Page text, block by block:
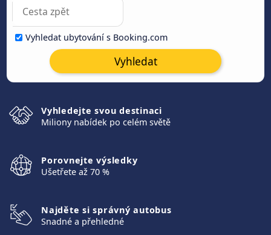
Vyhledat ubytování s Booking.com
Vyhledat
Vyhledejte svou destinaci
Miliony nabídek po celém světě
Porovnejte výsledky
Ušetřete až 70 %
Najděte si správný autobus
Snadné a přehledné